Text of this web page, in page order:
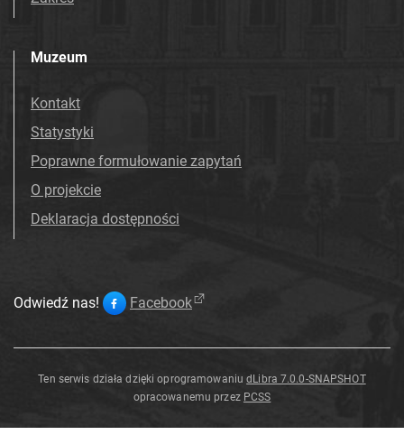
Muzeum
Kontakt
Statystyki
Poprawne formułowanie zapytań
O projekcie
Deklaracja dostępności
Odwiedź nas! Facebook
Ten serwis działa dzięki oprogramowaniudLibra 7.0.0-SNAPSHOT
opracowanemu przez PCSS